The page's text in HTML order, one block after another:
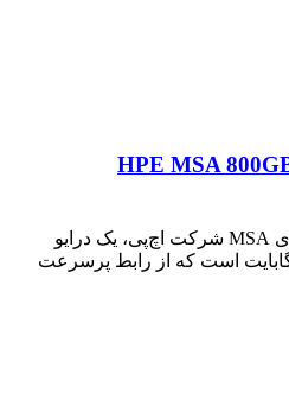
HPE MSA
درایو SSD مدل J9F38A از سری MSA شرکت اچ‌پی، یک درایو
با ظرفیت 800 گیگابایت است که از رابط پرسرعت